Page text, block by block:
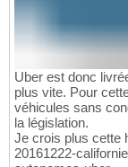
Uber est donc
plus vite. Pour
véhicules sans
la législation.
Je crois plus cette
20161222-